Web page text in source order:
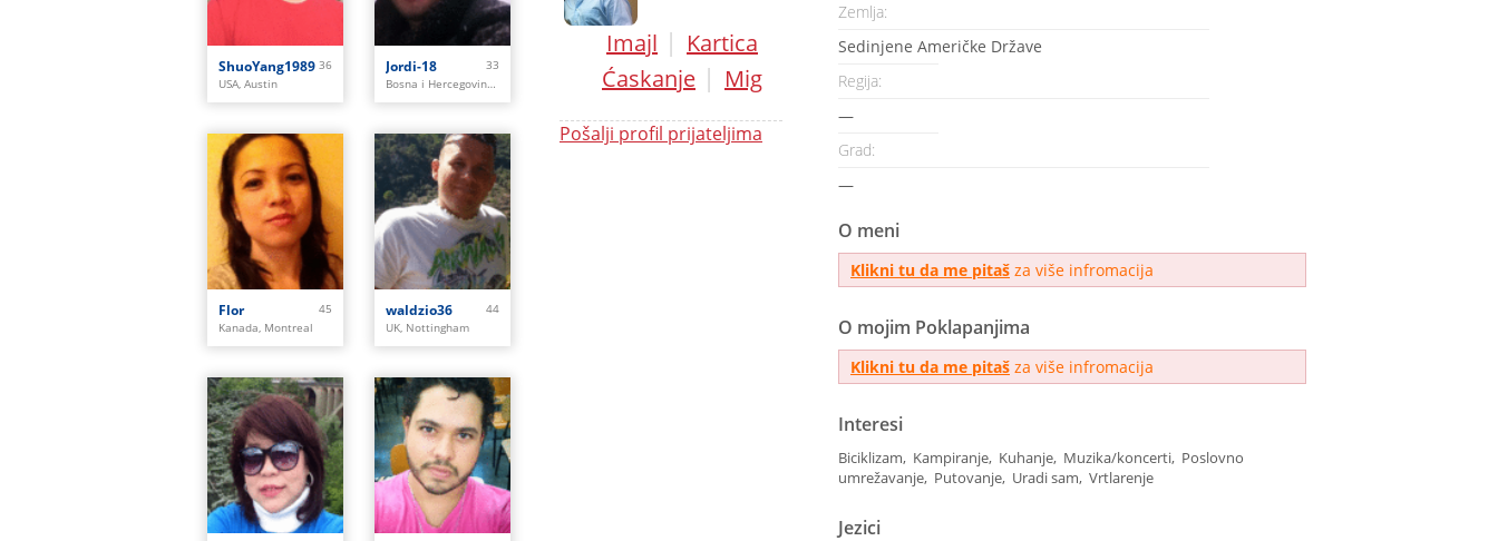
ShuoYang1989 36
USA, Austin
Jordi-18
33
Bosna i Hercegovina, Zivinice
Flor
45
Kanada, Montreal
waldzio36
44
UK, Nottingham
Imajl | Kartica
Ćaskanje | Mig
Pošalji profil prijateljima
Zemlja:
Sedinjene Američke Države
Regija:
—
Grad:
—
O meni
Klikni tu da me pitaš za više infromacija
O mojim Poklapanjima
Klikni tu da me pitaš za više infromacija
Interesi
Biciklizam, Kampiranje, Kuhanje, Muzika/koncerti, Poslovno
umrežavanje, Putovanje, Uradi sam, Vrtlarenje
Jezici